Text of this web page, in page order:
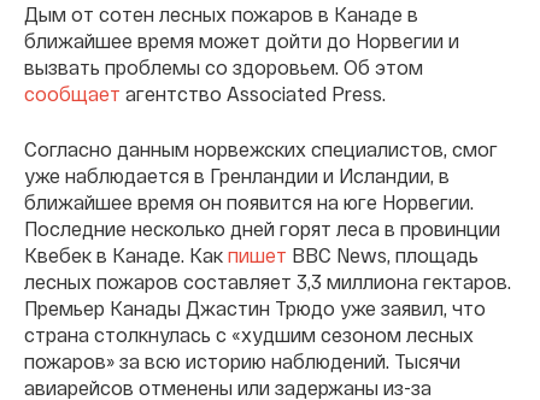
Дым от сотен лесных пожаров в Канаде в
ближайшее время может дойти до Норвегии и
вызвать проблемы со здоровьем. Об этом
сообщает агентство Associated Press.
Согласно данным норвежских специалистов, смог
уже наблюдается в Гренландии и Исландии, в
ближайшее время он появится на юге Норвегии.
Последние несколько дней горят леса в провинции
Квебек в Канаде. Как пишет BBC News, площадь
лесных пожаров составляет 3,3 миллиона гектаров.
Премьер Канады Джастин Трюдо уже заявил, что
страна столкнулась с «худшим сезоном лесных
пожаров» за всю историю наблюдений. Тысячи
авиарейсов отменены или задержаны из-за